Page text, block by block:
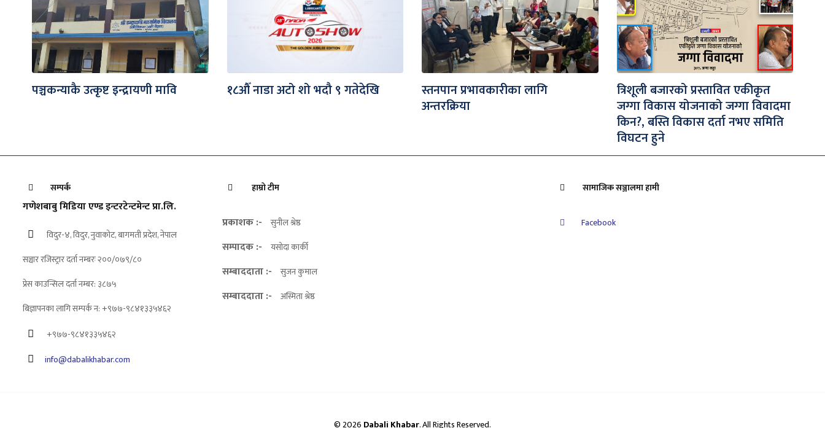
पञ्चकन्याकै उत्कृष्ट इन्द्रायणी मावि १८औँ नाडा अटो शो भदौ ९ गतेदेखि स्तनपान प्रभावकारीका लागि
अन्तरक्रिया
त्रिशूली बजारको प्रस्तावित एकीकृत
जग्गा विकास योजनाको जग्गा विवादमा
किन?, बस्ति विकास दर्ता नभए समिति
विघटन हुने
सम्पर्क
गणेशबाबु मिडिया एण्ड इन्टरटेन्टमेन्ट प्रा.लि.
विदुर-४, विदुर, नुवाकोट, बागमती प्रदेश, नेपाल
सञ्चार रजिस्ट्रार दर्ता नम्बरः २००/०७९/८०
प्रेस काउन्सिल दर्ता नम्बर: ३८७५
बिज्ञापनका लागि सम्पर्क न: +९७७-९८४१३३५४६२
+९७७-९८४१३३५४६२
info@dabalikhabar.com
हाम्रो टीम
प्रकाशक :- सुनील श्रेष्ठ
सम्पादक :- यसोदा कार्की
सम्बाददाता :- सुजन कुमाल
सम्बाददाता :- अस्मिता श्रेष्ठ
सामाजिक सञ्जालमा हामी
Facebook
© 2026 Dabali Khabar. All Rights Reserved.